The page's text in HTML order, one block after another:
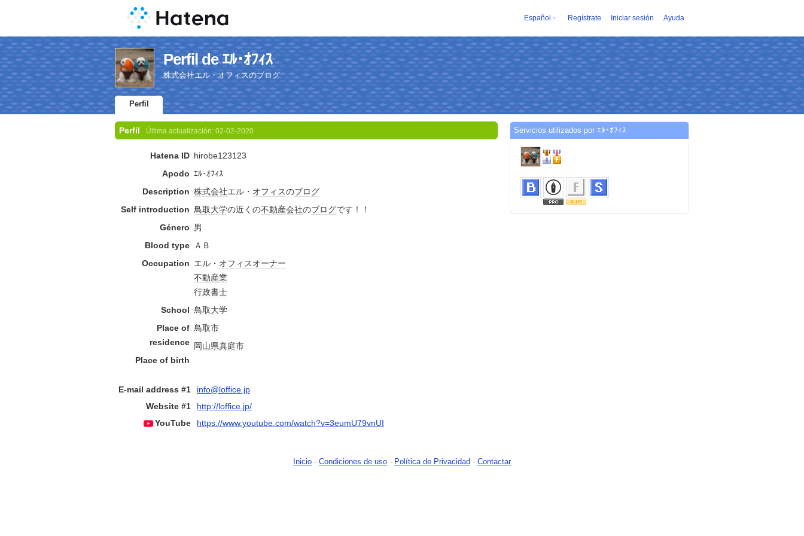
Español Regístrate Iniciar sesión Ayuda
Perfil de ｴﾙ･ｵﾌｨｽ
株式会社エル・オフィスのブログ
Perfil
Perfil Última actualización: 02-02-2020
Hatena ID hirobe123123
Apodo ｴﾙ･ｵﾌｨｽ
Description 株式会社エル・ オフィスのブログ
Self introduction 鳥取大学の近くの不動産会社のブログです！！
Género 男
Blood type
ＡＢ
Occupation エル・ オフィスオーナー
不動産業
行政書士
School 鳥取大学
Place of
residence
鳥取市
Place of birth
岡山県真庭市
E-mail address #1
info@loffice.jp
Website #1
http://loffice.jp/
YouTube
https://www.youtube.com/watch?v=3eumU79vnUI
Servicios utilizados por ｴﾙ･ｵﾌｨｽ
Inicio - Condiciones de uso - Política de Privacidad - Contactar